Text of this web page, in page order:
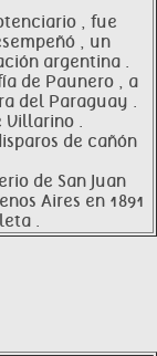
, fue
, un
argentina .
de Paunero , a
del Paraguay .
Villarino .
de cañón
de San Juan
Aires en 1891
.